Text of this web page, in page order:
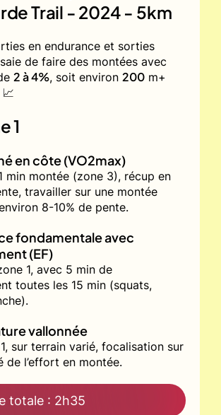
Trail - 2024 - 5km
en endurance et sorties
de faire des montées avec
2 à 4%, soit environ 200 m+
1
en côte (VO2max)
min montée (zone 3), récup en
travailler sur une montée
8-10% de pente.
fondamentale avec
(EF)
1, avec 5 min de
toutes les 15 min (squats,
vallonnée
sur terrain varié, focalisation sur
de l’effort en montée.
totale : 2h35